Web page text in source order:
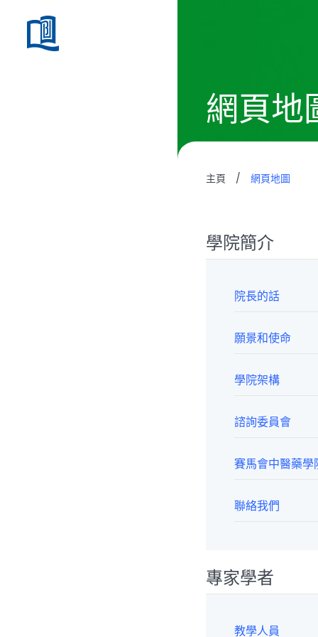
網頁地
主頁 / 網頁地圖
學院簡介
院長的話
願景和使命
學院架構
諮詢委員會
賽馬會中醫藥學
聯絡我們
專家學者
教學人員